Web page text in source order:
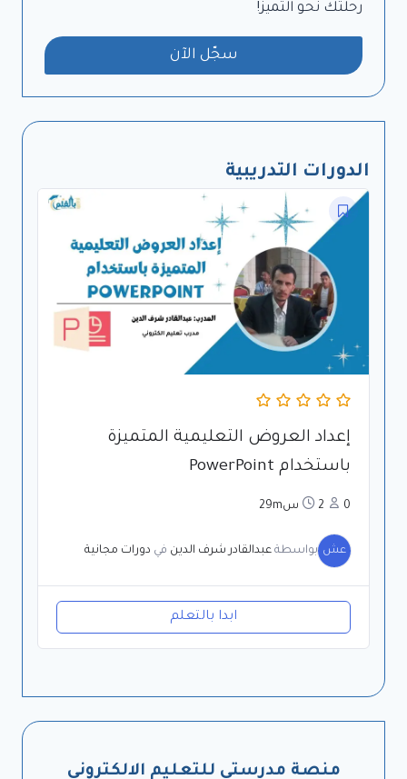
رحلتك نحو التميز!
سجّل الآن
الدورات التدريبية
إعداد العروض التعليمية المتميزة
باستخدام PowerPoint
0 2س29m
عش بواسطة عبدالقادر شرف الدين في دورات مجانية
ابدا بالتعلم
منصة مدرستي للتعليم الالكتروني